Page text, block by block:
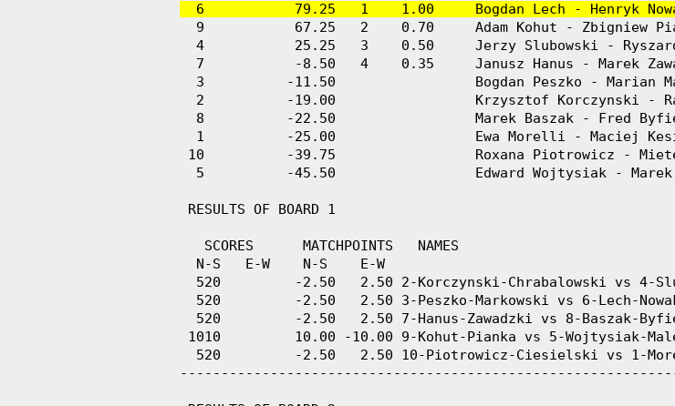
6           79.25   1    1.00     Bogdan Lech - Henryk